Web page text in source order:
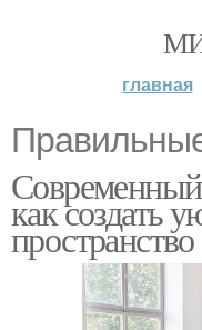
главная
Современный
как создать
пространство